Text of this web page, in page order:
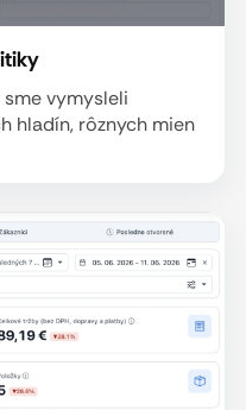
vymysleli
hladín, rôznych mien